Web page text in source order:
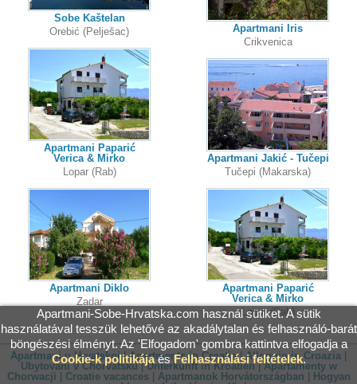
Sobe Kaštelan
Orebić (Pelješac)
Apartmani Paparić
Verica & Mirko
Lopar (Rab)
Apartmani Diklo
Zadar
Apartmani Iris
Crikvenica
Apartmani Jakić - Tučepi
Tučepi (Makarska)
Apartmani Paparić
Verica & Mirko
Lopar (Rab)
Apartmani u Hrvatskoj|Apartments in Croatia|Alloggio in Croazia |
Ubytování v Chorvatsku|Unterkunft in Kroatien|Apartamenty w
Chorwacji | Croatie vacances| Apartmanok Horvátországban | Hogyan
Apartmani-Sobe-Hrvatska.com használ sütiket. A sütik
használatával tesszük lehetővé az akadálytalan és felhasználó-barát
böngészési élményt. Az 'Elfogadom' gombra kattintva elfogadja a
Cookie-k politikájaésFelhasználási feltételek.